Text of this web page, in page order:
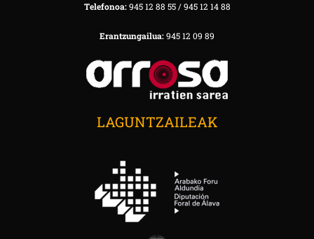
Telefonoa:945 12 88 55 / 945 12 14 88
Erantzungailua:945 12 09 89
LAGUNTZAILEAK